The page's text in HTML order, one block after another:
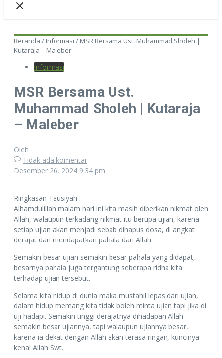
Beranda / Informasi / MSR Bersama Ust. Muhammad Sholeh |
Kutaraja – Maleber
Informasi
MSR Bersama Ust.
Muhammad Sholeh | Kutaraja
– Maleber
Oleh
Tidak ada komentar
Desember 26, 2024 9:34 pm
Ringkasan Tausiyah :
Alhamdulillah malam hari ini kita masih diberikan nikmat oleh
Allah, walaupun terkadang nikmat itu berupa ujian, karena
setiap ujian akan menjadi sebab dihapus dosa, di angkat
derajat dan mendapatkan pahala dari Allah.
Semakin besar ujian semakin besar pahala yang didapat,
besarnya pahala juga tergantung seberapa ridha kita
terhadap ujian tersebut.
Selama kita hidup di dunia maka mustahil lepas dari ujian,
dalam hidup memang kita tidak boleh minta ujian tapi jika di
uji hadapi. Semakin tinggi derajatnya dihadapan Allah
semakin besar ujiannya, tapi walaupun ujiannya besar,
karena ia dekat dengan Allah akan terasa ringan, kuncinya
kenal Allah Swt.